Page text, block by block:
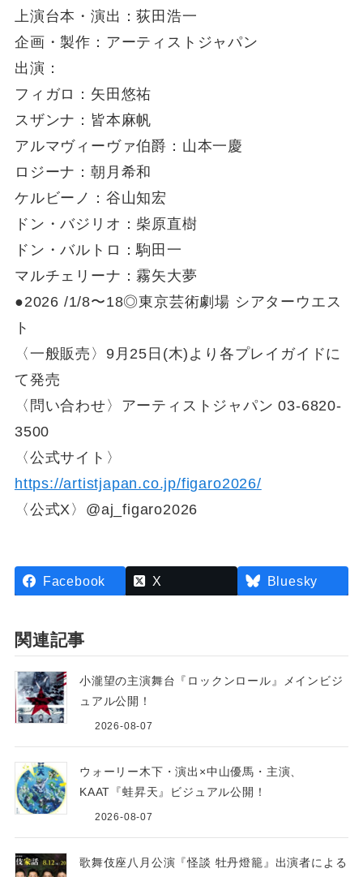
上演台本・演出：荻田浩一
企画・製作：アーティストジャパン
出演：
フィガロ：矢田悠祐
スザンナ：皆本麻帆
アルマヴィーヴァ伯爵：山本一慶
ロジーナ：朝月希和
ケルビーノ：谷山知宏
ドン・バジリオ：柴原直樹
ドン・バルトロ：駒田一
マルチェリーナ：霧矢大夢
●2026 /1/8〜18◎東京芸術劇場 シアターウエス
ト
〈一般販売〉9月25日(木)より各プレイガイドに
て発売
〈問い合わせ〉アーティストジャパン 03-6820-
3500
〈公式サイト〉
https://artistjapan.co.jp/figaro2026/
〈公式X〉@aj_figaro2026
Facebook X Bluesky
関連記事
小瀧望の主演舞台『ロックンロール』メインビジ
ュアル公開！
2026-08-07
ウォーリー木下・演出×中山優馬・主演、
KAAT『蛙昇天』ビジュアル公開！
2026-08-07
歌舞伎座八月公演『怪談 牡丹燈籠』出演者による